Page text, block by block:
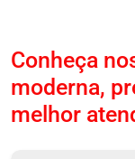
Conheça
moderna,
melhor